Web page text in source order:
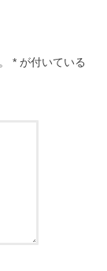
* が付いている